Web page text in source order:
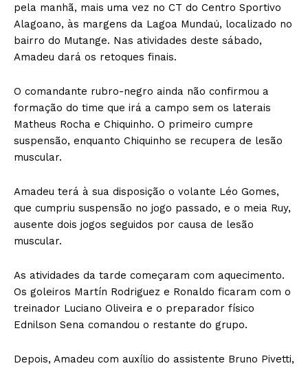
pela manhã, mais uma vez no CT do Centro Sportivo
Alagoano, às margens da Lagoa Mundaú, localizado no
bairro do Mutange. Nas atividades deste sábado,
Amadeu dará os retoques finais.
O comandante rubro-negro ainda não confirmou a
formação do time que irá a campo sem os laterais
Matheus Rocha e Chiquinho. O primeiro cumpre
suspensão, enquanto Chiquinho se recupera de lesão
muscular.
Amadeu terá à sua disposição o volante Léo Gomes,
que cumpriu suspensão no jogo passado, e o meia Ruy,
ausente dois jogos seguidos por causa de lesão
muscular.
As atividades da tarde começaram com aquecimento.
Os goleiros Martín Rodriguez e Ronaldo ficaram com o
treinador Luciano Oliveira e o preparador físico
Ednilson Sena comandou o restante do grupo.
Depois, Amadeu com auxílio do assistente Bruno Pivetti,